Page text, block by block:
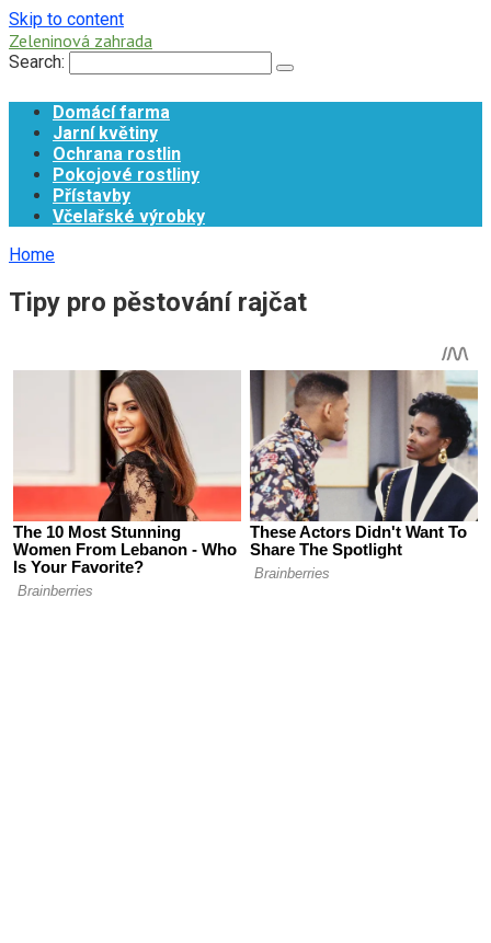
Skip to content
Zeleninová zahrada
Search:
Domácí farma
Jarní květiny
Ochrana rostlin
Pokojové rostliny
Přístavby
Včelařské výrobky
Home
Tipy pro pěstování rajčat